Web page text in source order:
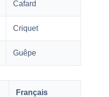
Cafard
Criquet
Guêpe
Français